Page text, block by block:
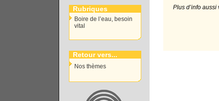
Rubriques
Boire de l’eau, besoin
vital
Retour vers...
Nos thèmes
Plus d’info